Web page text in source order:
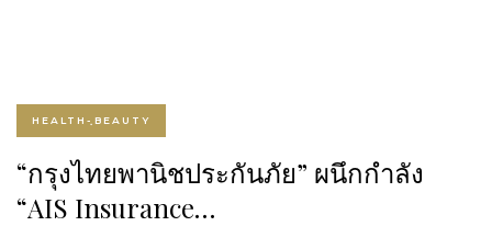
HEALTH-ฺBEAUTY
“กรุงไทยพานิชประกันภัย” ผนึกกำลัง
“AIS Insurance…